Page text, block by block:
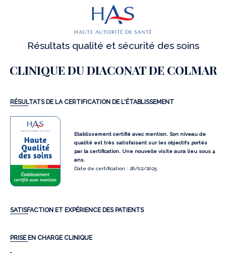
Résultats qualité et sécurité des soins
CLINIQUE DU DIACONAT DE COLMAR
RÉSULTATS DE LA CERTIFICATION DE L'ÉTABLISSEMENT
Etablissement certifié avec mention. Son niveau de
qualité est très satisfaisant sur les objectifs portés
par la certification. Une nouvelle visite aura lieu sous 4
ans.
Date de certification : 26/02/2025
SATISFACTION ET EXPÉRIENCE DES PATIENTS
PRISE EN CHARGE CLINIQUE